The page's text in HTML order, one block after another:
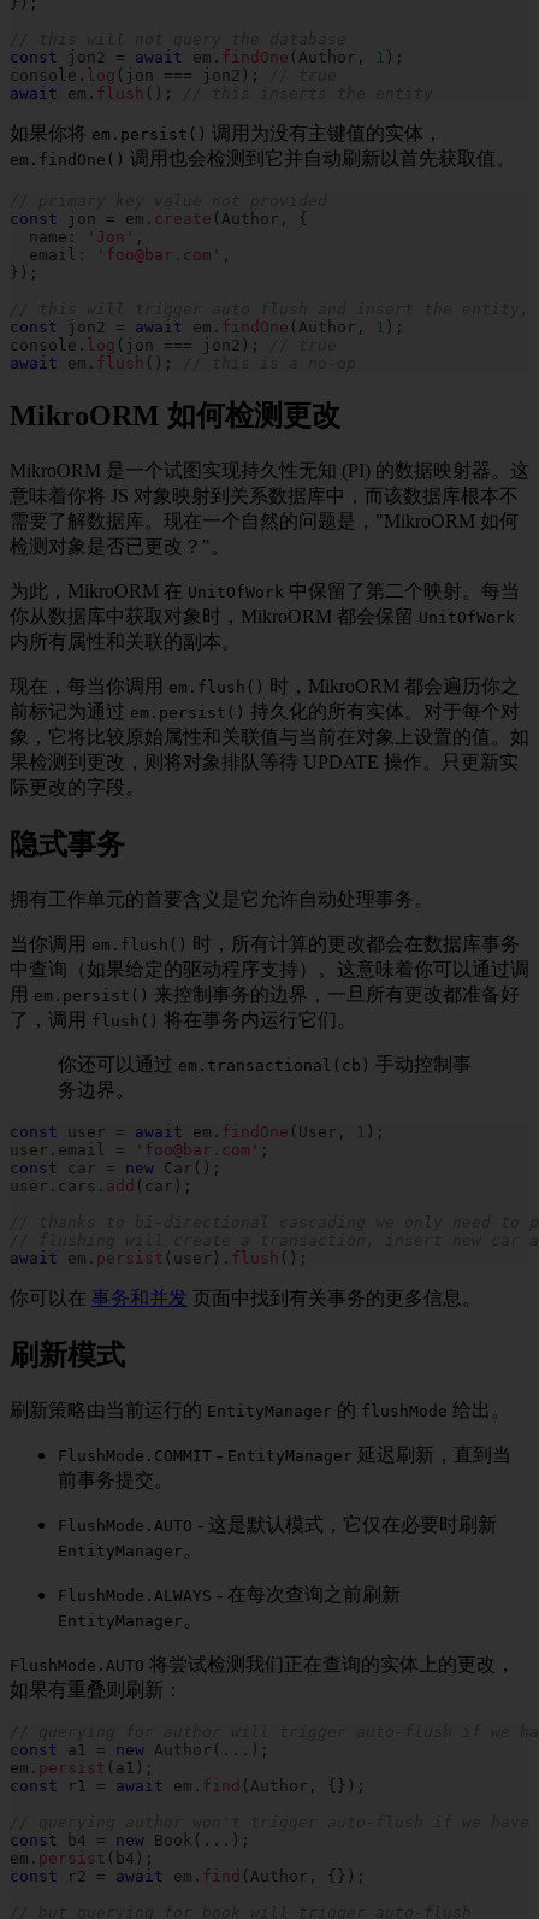
const jon2 = await em . findOne ( Author , 1 ) ;
console . log ( jon === jon2 ) ;
await em . flush ( ) ;
如果你将 em.persist() 调用为没有主键值的实体，
em.findOne() 调用也会检测到它并自动刷新以首先获取值。
const jon = em . create ( Author ,
{
  name
: 'Jon' ,
  email
: 'foo@bar.com' ,
} ) ;
const jon2 = await em . findOne ( Author , 1 ) ;
console . log ( jon === jon2 ) ;
await em . flush ( ) ;
MikroORM 如何检测更改
MikroORM 是一个试图实现持久性无知 (PI) 的数据映射器。这
意味着你将 JS 对象映射到关系数据库中，而该数据库根本不
需要了解数据库。现在一个自然的问题是，"MikroORM 如何
检测对象是否已更改？"。
为此，MikroORM 在 UnitOfWork 中保留了第二个映射。每当
你从数据库中获取对象时，MikroORM 都会保留 UnitOfWork
内所有属性和关联的副本。
现在，每当你调用 em.flush()
时，MikroORM 都会遍历你之
前标记为通过 em.persist() 持久化的所有实体。对于每个对
象，它将比较原始属性和关联值与当前在对象上设置的值。如
果检测到更改，则将对象排队等待 UPDATE 操作。只更新实
际更改的字段。
隐式事务
拥有工作单元的首要含义是它允许自动处理事务。
当你调用 em.flush()
时，所有计算的更改都会在数据库事务
中查询（如果给定的驱动程序支持）。这意味着你可以通过调
用 em.persist() 来控制事务的边界，一旦所有更改都准备好
了，调用 flush() 将在事务内运行它们。
你还可以通过 em.transactional(cb) 手动控制事
务边界。
const user = await em . findOne ( User , 1 ) ;
user . email = 'foo@bar.com' ;
const car = new Car ( ) ;
user . cars . add ( car ) ;
// thanks to bi-directional cascading we only need to
// flushing will create a transaction, insert new car
await em . persist ( user ) . flush ( ) ;
你可以在 事务和并发 页面中找到有关事务的更多信息。
刷新模式
刷新策略由当前运行的 EntityManager 的 flushMode 给出。
FlushMode.COMMIT - EntityManager 延迟刷新，直到当
前事务提交。
FlushMode.AUTO - 这是默认模式，它仅在必要时刷新
EntityManager 。
FlushMode.ALWAYS - 在每次查询之前刷新
EntityManager 。
FlushMode.AUTO 将尝试检测我们正在查询的实体上的更改，
如果有重叠则刷新：
// querying for author will trigger auto-flush if we
const a1 = new Author ( ... ) ;
em . persist ( a1 ) ;
const r1 = await em . find ( Author , { } ) ;
const b4 = new Book ( ... ) ;
em . persist ( b4 ) ;
const r2 = await em . find ( Author , { } ) ;